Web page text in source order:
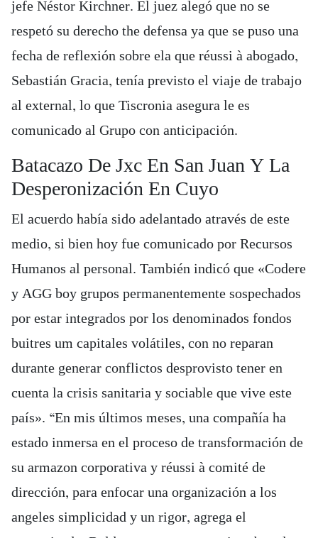
jefe Néstor Kirchner. El juez alegó que no se
respetó su derecho the defensa ya que se puso una
fecha de reflexión sobre ela que réussi à abogado,
Sebastián Gracia, tenía previsto el viaje de trabajo
al external, lo que Tiscronia asegura le es
comunicado al Grupo con anticipación.
Batacazo De Jxc En San Juan Y La
Desperonización En Cuyo
El acuerdo había sido adelantado através de este
medio, si bien hoy fue comunicado por Recursos
Humanos al personal. También indicó que «Codere
y AGG boy grupos permanentemente sospechados
por estar integrados por los denominados fondos
buitres um capitales volátiles, con no reparan
durante generar conflictos desprovisto tener en
cuenta la crisis sanitaria y sociable que vive este
país». “En mis últimos meses, una compañía ha
estado inmersa en el proceso de transformación de
su armazon corporativa y réussi à comité de
dirección, para enfocar una organización a los
angeles simplicidad y un rigor, agrega el